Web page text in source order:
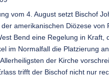
vom 4. August setzt Bischof
der amerikanischen Diözese von
Bend eine Regelung in Kraft,
im Normalfall die Platzierung
der Kirche
trifft der Bischof nicht nur